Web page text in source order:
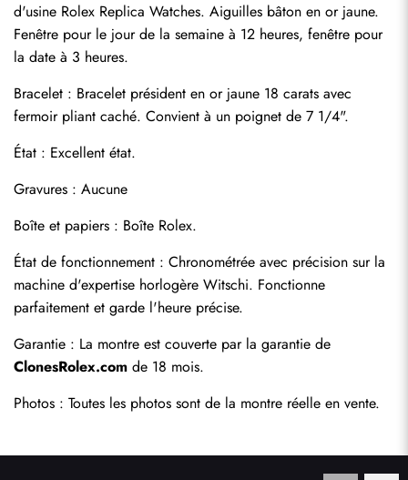
d'usine Rolex Replica Watches. Aiguilles bâton en or jaune.
Fenêtre pour le jour de la semaine à 12 heures, fenêtre pour
la date à 3 heures.
Bracelet : Bracelet président en or jaune 18 carats avec
fermoir pliant caché. Convient à un poignet de 7 1/4".
État : Excellent état.
Gravures : Aucune
Boîte et papiers : Boîte Rolex.
État de fonctionnement : Chronométrée avec précision sur la
machine d'expertise horlogère Witschi. Fonctionne
parfaitement et garde l'heure précise.
ClonesRolex.com de 18 mois.
Photos : Toutes les photos sont de la montre réelle en vente.
Envoyer